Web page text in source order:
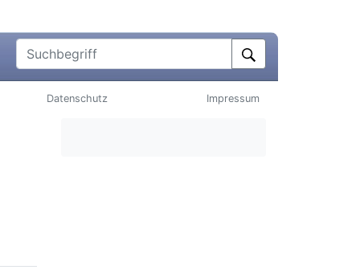
Suchbegriff
Datenschutz Impressum